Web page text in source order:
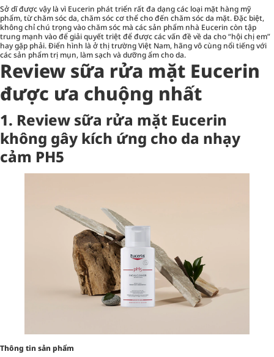
Sở dĩ được vậy là vì Eucerin phát triển rất đa dạng các loại mặt hàng mỹ
phẩm, từ chăm sóc da, chăm sóc cơ thể cho đến chăm sóc da mặt. Đặc biệt,
không chỉ chú trọng vào chăm sóc mà các sản phẩm nhà Eucerin còn tập
trung mạnh vào để giải quyết triệt để được các vấn đề về da cho “hội chị em”
hay gặp phải. Điển hình là ở thị trường Việt Nam, hãng vô cùng nổi tiếng với
các sản phẩm trị mụn, làm sạch và dưỡng ẩm cho da.
Review sữa rửa mặt Eucerin
được ưa chuộng nhất
1. Review sữa rửa mặt Eucerin
không gây kích ứng cho da nhạy
cảm PH5
Thông tin sản phẩm